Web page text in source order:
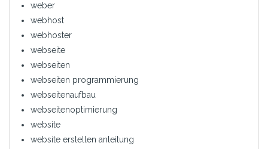
weber
webhost
webhoster
webseite
webseiten
webseiten programmierung
webseitenaufbau
webseitenoptimierung
website
website erstellen anleitung